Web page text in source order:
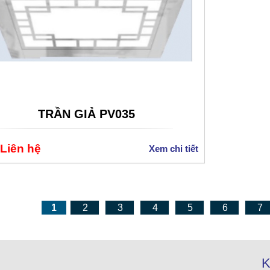
TRẦN GIẢ PV035
hệ Xem chi tiết
1 2 3 4 5 6 7